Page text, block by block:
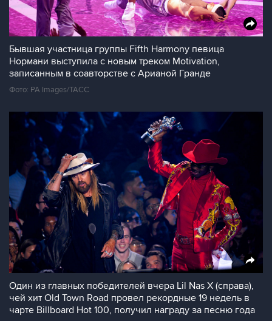
Бывшая участница группы Fifth Harmony певица
Нормани выступила с новым треком Motivation,
записанным в соавторстве с Арианой Гранде
Фото: PA Images/ТАСС
Один из главных победителей вчера Lil Nas X (справа),
чей хит Old Town Road провел рекордные 19 недель в
чарте Billboard Hot 100, получил награду за песню года